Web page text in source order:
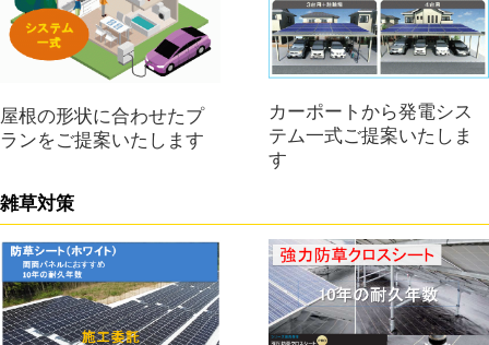
屋根の形状に合わせたプ
ランをご提案いたします
カーポートから発電シス
テム一式ご提案いたしま
す
雑草対策